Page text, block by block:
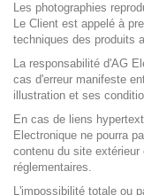
Les photographies
Le Client est appelé à
techniques des produits
La responsabilité d'AG
cas d'erreur manifeste
illustration et ses
En cas de liens
Electronique ne pourra
contenu du site
réglementaires.
L'impossibilité totale ou